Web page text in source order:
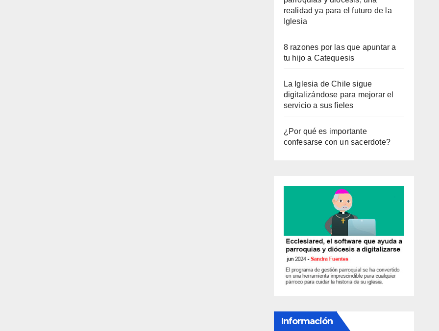
realidad ya para el futuro de la
Iglesia
8 razones por las que apuntar a
tu hijo a Catequesis
La Iglesia de Chile sigue
digitalizándose para mejorar el
servicio a sus fieles
¿Por qué es importante
confesarse con un sacerdote?
Información